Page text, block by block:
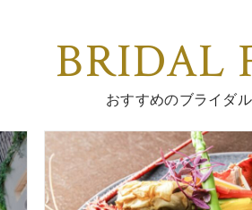
BRIDAL
おすすめのブライダ